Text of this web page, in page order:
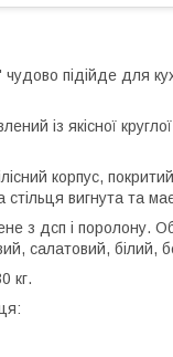
підійде для
із якісної
корпус,
стільця вигнута та
з дсп і поролону.
салатовий, білий,
кг.